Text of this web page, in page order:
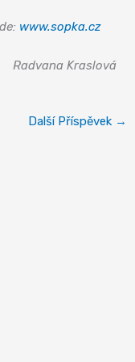
www.sopka.cz
Radvana Kraslová
Další Příspěvek →